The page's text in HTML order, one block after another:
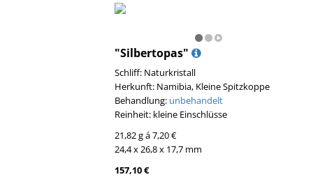
"Silbertopas"
Schliff: Naturkristall
Herkunft: Namibia, Kleine Spitzkoppe
Behandlung: unbehandelt
Reinheit: kleine Einschlüsse
21,82 g á 7,20 €
24,4 x 26,8 x 17,7 mm
157,10 €